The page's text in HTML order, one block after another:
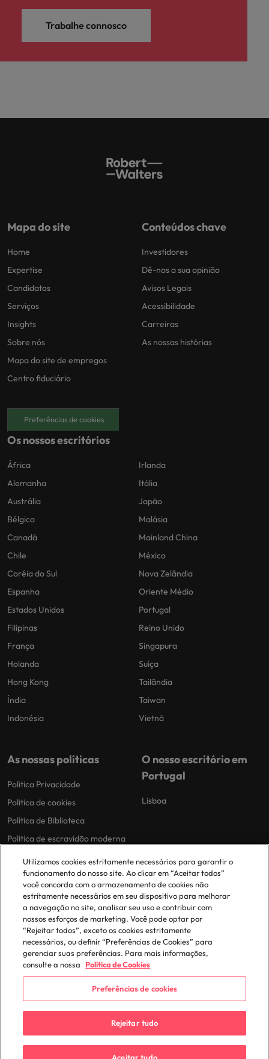
Trabalhe connosco
Mapa do site
Home
Expertise
Candidatos
Serviços
Insights
Sobre nós
Mapa do site de empregos
Centro fiduciário
Conteúdos chave
Investidores
Dê-nos a sua opinião
Avisos Legais
Acessibilidade
Carreiras
As nossas histórias
Preferências de cookies
Os nossos escritórios
África
Alemanha
Austrália
Bélgica
Canadá
Chile
Coréia do Sul
Espanha
Estados Unidos
Filipinas
França
Holanda
Hong Kong
Índia
Indonésia
Irlanda
Itália
Japão
Malásia
Mainland China
México
Nova Zelândia
Oriente Médio
Portugal
Reino Unido
Singapura
Suíça
Tailândia
Taiwan
Vietnã
As nossas políticas
Politica Privacidade
Politica de cookies
Política de Biblioteca
Politica de escravidão moderna
O nosso escritório em
Portugal
Lisboa
© 2025 Robert Walters Plc. All Rights Reserved.
Utilizamos cookies estritamente necessários para garantir o
funcionamento do nosso site. Ao clicar em “Aceitar todos”
você concorda com o armazenamento de cookies não
estritamente necessários em seu dispositivo para melhorar
a navegação no site, analisar seu uso e contribuir com
nossos esforços de marketing. Você pode optar por
“Rejeitar todos”, exceto os cookies estritamente
necessários, ou definir “Preferências de Cookies” para
gerenciar suas preferências. Para mais informações,
consulte a nossa
Política de Cookies
Preferências de cookies
Rejeitar tudo